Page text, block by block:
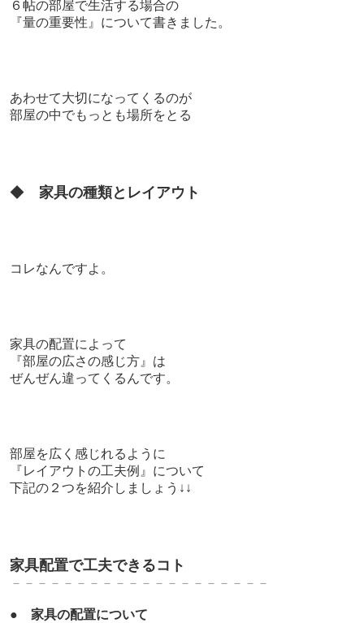
６帖の部屋で生活する場合の
『量の重要性』について書き ました。
あわせて大切になってくるのが
部屋の中でもっとも場所をとる
◆ 家具の種類とレイアウト
コレなんですよ。
家具の配置によって
『部屋の広さの感じ方』は
ぜんぜん違ってくるんです。
部屋を広く感じれるように
『レイアウトの工夫例』について
下記の２つを紹介しましょう↓↓
家具配置で工夫できるコト
－－－－－－－－－－－－－－－－－－－－
● 家具の配置について